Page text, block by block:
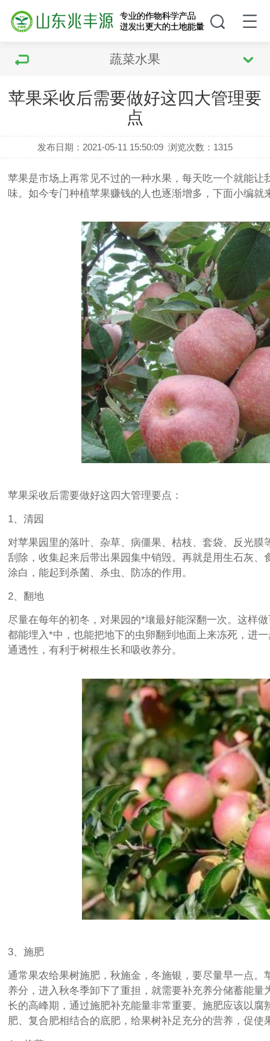
蔬菜水果
苹果采收后需要做好这四大管理要
点
发布日期：2021-05-11 15:50:09 浏览次数： 1315
苹果是市场上再常见不过的一种水果，每天吃一个就能
味。如今专门种植苹果赚钱的人也逐渐增多，下面小编
苹果采收后需要做好这四大管理要点：
1、清园
对苹果园里的落叶、杂草、病僵果、枯枝、套袋、反光
刮除，收集起来后带出果园集中销毁。再就是用生石灰
涂白，能起到杀菌、杀虫、防冻的作用。
2、翻地
尽量在每年的初冬，对果园的*壤最好能深翻一次。这样
都能埋入*中，也能把地下的虫卵翻到地面上来冻死，进
通透性，有利于树根生长和吸收养分。
3、施肥
通常果农给果树施肥，秋施金，冬施银，要尽量早一点
养分，进入秋冬季卸下了重担，就需要补充养分储蓄能
长的高峰期，通过施肥补充能量非常重要。施肥应该以
肥、复合肥相结合的底肥，给果树补足充分的营养，促使